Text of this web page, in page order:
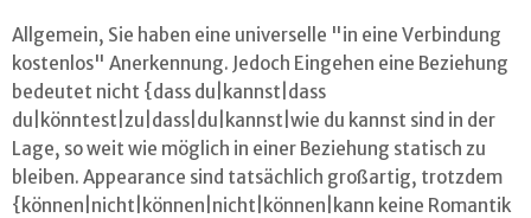
Allgemein, Sie haben eine universelle "in eine Verbindung
kostenlos" Anerkennung. Jedoch Eingehen eine Beziehung
bedeutet nicht {dass du|kannst|dass
du|könntest|zu|dass|du|kannst|wie du kannst sind in der
Lage, so weit wie möglich in einer Beziehung statisch zu
bleiben. Appearance sind tatsächlich großartig, trotzdem
{können|nicht|können|nicht|können|kann keine Romantik